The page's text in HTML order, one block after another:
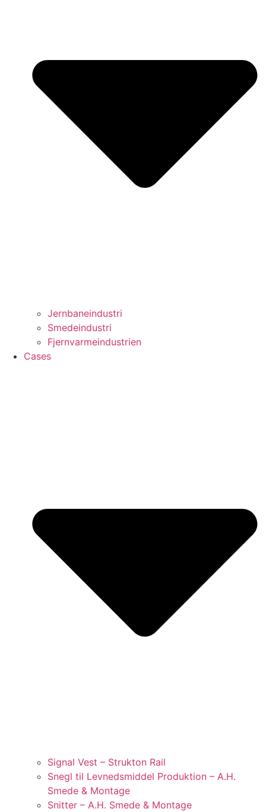
Jernbaneindustri
Smedeindustri
Fjernvarmeindustrien
Cases
Signal Vest – Strukton Rail
Snegl til Levnedsmiddel Produktion – A.H.
Smede & Montage
Snitter – A.H. Smede & Montage